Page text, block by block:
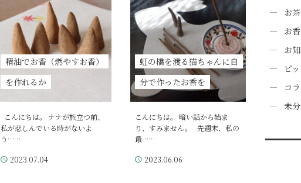
精油でお香（燃やすお香）
を作れるか
こんにちは。 ナナが旅立つ前、
私が悲しんでいる時がないよ
う……
2023.07.04
虹の橋を渡る猫ちゃんに自
分で作ったお香を
こんにちは。 暗い話から始ま
り、すみません。 先週末、私の
最……
2023.06.06
お茶
お香
お
ピ
コ
未